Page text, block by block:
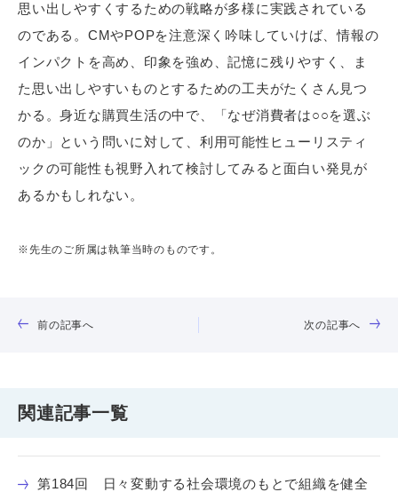
思い出しやすくするための戦略が多様に実践されている
のである。CMやPOPを注意深く吟味していけば、情報の
インパクトを高め、印象を強め、記憶に残りやすく、ま
た思い出しやすいものとするための工夫がたくさん見つ
かる。身近な購買生活の中で、「なぜ消費者は○○を選ぶ
のか」という問いに対して、利用可能性ヒューリスティ
ックの可能性も視野入れて検討してみると面白い発見が
あるかもしれない。
※先生のご所属は執筆当時のものです。
前の記事へ 次の記事へ
関連記事一覧
第184回 日々変動する社会環境のもとで組織を健全